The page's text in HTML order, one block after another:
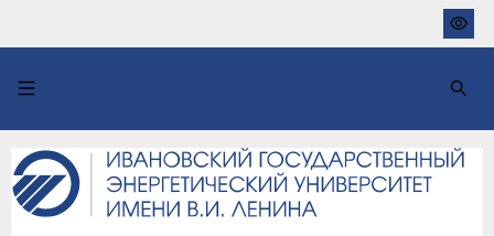
основному